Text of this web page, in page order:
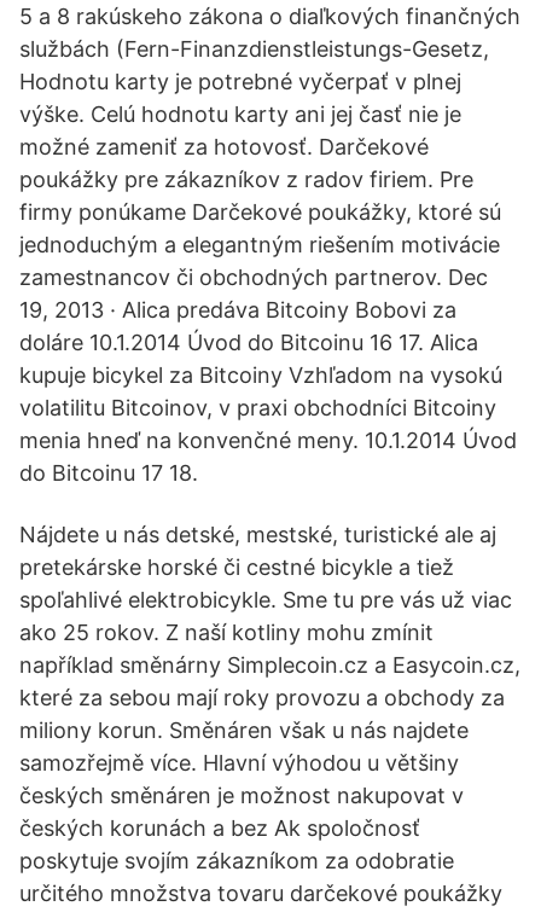
5 a 8 rakúskeho zákona o diaľkových finančných
službách (Fern-Finanzdienstleistungs-Gesetz,
Hodnotu karty je potrebné vyčerpať v plnej
výške. Celú hodnotu karty ani jej časť nie je
možné zameniť za hotovosť. Darčekové
poukážky pre zákazníkov z radov firiem. Pre
firmy ponúkame Darčekové poukážky, ktoré sú
jednoduchým a elegantným riešením motivácie
zamestnancov či obchodných partnerov. Dec
19, 2013 · Alica predáva Bitcoiny Bobovi za
doláre 10.1.2014 Úvod do Bitcoinu 16 17. Alica
kupuje bicykel za Bitcoiny Vzhľadom na vysokú
volatilitu Bitcoinov, v praxi obchodníci Bitcoiny
menia hneď na konvenčné meny. 10.1.2014 Úvod
do Bitcoinu 17 18.
Nájdete u nás detské, mestské, turistické ale aj
pretekárske horské či cestné bicykle a tiež
spoľahlivé elektrobicykle. Sme tu pre vás už viac
ako 25 rokov. Z naší kotliny mohu zmínit
například směnárny Simplecoin.cz a Easycoin.cz,
které za sebou mají roky provozu a obchody za
miliony korun. Směnáren však u nás najdete
samozřejmě více. Hlavní výhodou u většiny
českých směnáren je možnost nakupovat v
českých korunách a bez Ak spoločnosť
poskytuje svojím zákazníkom za odobratie
určitého množstva tovaru darčekové poukážky